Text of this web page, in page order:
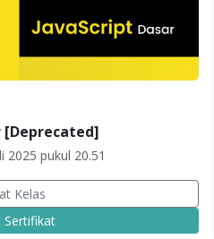
[Deprecated]
2025 pukul 20.51
Kelas
Sertifikat